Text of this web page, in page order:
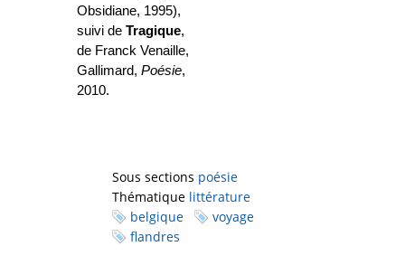
Obsidiane, 1995),
suivi de Tragique,
de Franck Venaille,
Gallimard, Poésie,
2010.
Sous sections poésie
Thématique littérature
belgique
voyage
flandres